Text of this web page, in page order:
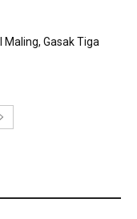
Maling, Gasak Tiga